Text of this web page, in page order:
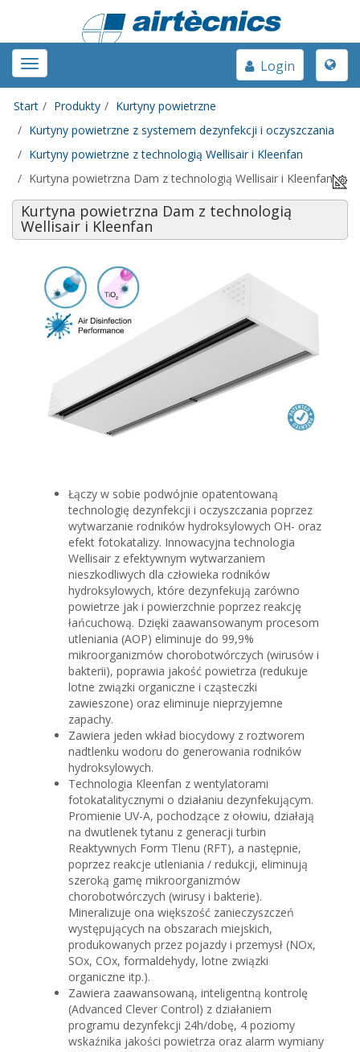
Toggle
navigation
Toggle
Login
Start Produkty
Kurtyny powietrzne
Kurtyny powietrzne z systemem dezynfekcji i oczyszczania
Kurtyny powietrzne z technologią Wellisair i Kleenfan
Kurtyna powietrzna Dam z technologią Wellisair i Kleenfan
Kurtyna powietrzna Dam z technologią
Wellisair i Kleenfan
Łączy w sobie podwójnie opatentowaną
technologię dezynfekcji i oczyszczania poprzez
wytwarzanie rodników hydroksylowych OH- oraz
efekt fotokatalizy. Innowacyjna technologia
Wellisair z efektywnym wytwarzaniem
nieszkodliwych dla człowieka rodników
hydroksylowych, które dezynfekują zarówno
powietrze jak i powierzchnie poprzez reakcję
łańcuchową. Dzięki zaawansowanym procesom
utleniania (AOP) eliminuje do 99,9%
mikroorganizmów chorobotwórczych (wirusów i
bakterii), poprawia jakość powietrza (redukuje
lotne związki organiczne i cząsteczki
zawieszone) oraz eliminuje nieprzyjemne
zapachy.
Zawiera jeden wkład biocydowy z roztworem
nadtlenku wodoru do generowania rodników
hydroksylowych.
Technologia Kleenfan z wentylatorami
fotokatalitycznymi o działaniu dezynfekującym.
Promienie UV-A, pochodzące z ołowiu, działają
na dwutlenek tytanu z generacji turbin
Reaktywnych Form Tlenu (RFT), a następnie,
poprzez reakcje utleniania / redukcji, eliminują
szeroką gamę mikroorganizmów
chorobotwórczych (wirusy i bakterie).
Mineralizuje ona większość zanieczyszczeń
występujących na obszarach miejskich,
produkowanych przez pojazdy i przemysł (NOx,
SOx, COx, formaldehydy, lotne związki
organiczne itp.).
Zawiera zaawansowaną, inteligentną kontrolę
(Advanced Clever Control) z działaniem
programu dezynfekcji 24h/dobę, 4 poziomy
wskaźnika jakości powietrza oraz alarm wymiany